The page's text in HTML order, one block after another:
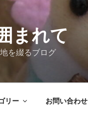
まれて
を綴るブログ
リー お問い合わせ